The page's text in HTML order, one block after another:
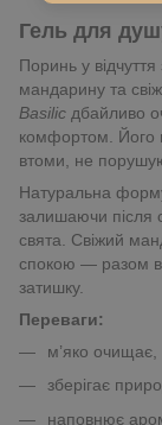
Гель для
Поринь у
мандарину та
Basilic дбайливо
комфортом. Його
втоми, не
Натуральна
залишаючи після
свята. Свіжий
спокою — разом
затишку.
Переваги:
м’яко
зберігає
наповнює